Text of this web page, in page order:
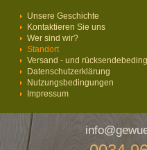
Unsere Geschichte
Kontaktieren Sie uns
Wer sind wir?
Standort
Versand - und
Datenschutzerklärung
Nutzungsbedingungen
Impressum